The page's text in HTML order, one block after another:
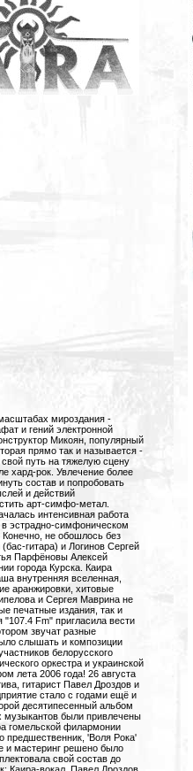
мрачнее, тяжелее и красивее. Глубокий, тяжелый звук основан на индустриально четких гитарных риффах, вторая его главная составляющая - удивительно мощный и колоритный женский вокал. Материал словно "отполирован", отлично слышны мельчайшие нюансы аранжировок, в которых, помимо традиционного симфонизма, немалая роль отведена современной электронике и красноречивым сэмплам. Финальная композиция - дань уважения личности и творчеству Карла Орфа, открывшего миру магию знаменитой кантаты "Кармина Бурана"! Судя по размаху и качеству, четвертый альбом экстраординарных гомельских музыкантов вполне может стать их прорывом на большую международную сцену - у работы такого уровня есть все шансы... 12 треков общим звучанием 52 минуты; 20 страничный буклет. Над дизайном и иллюстрацией альбома работал новый художник Дмитрий Кулич (Беларусь, г. Минск), он же разрабатывал новый логотип и эмблему группы . Альбом выходит в феврале на фирме Irond Records. Презентация нового альбома состоится 23 февраля в новом рок - клубе X.O. (Москва), 4 марта - в Санкт-Петербурге, в клубе "Орландина". Концертная программа группы будет практически полностью из новых песен, также добавлен сценический свет и оформление сцены. Интервью и материалы о новой работе группы - в журнале Dark City, на интернет портале Metalrus, а также на страницах других интернет-изданий Италии, Франции и России. В 2009 году (на выпуск альбомов 2007, 2008, 2009 гг.) группой были подписаны контракты с лэйблами США, Австралии, Новой Зеландии, Англии. Этo вpeмя cтaлo глaвным нaчaлoм нoвoгo cтиля гpyппы и eё евpoпeйcкoгo фopмaтa. В 2010 году группа подписала контракт с Lea Cooper (Англия), который выполняет обязанности менеджера на территории Англии и Европы. В этом же году на альбом "Late Stone Age" подписан контракт с компанией WMA music (США), дистрибьюция которой распространяется на 60 стран мира, при поддержке телекомпании Maks TV (США). На территории СНГ альбом "Late Stone Age" будет выпущен ведущим металл-лэйблом IROND Ltd. С 2010 по 2021 год выходят англоязычные версии релизов 'Late Stone Age' (2010), 'Not For Angels' (2013), 'Roots of Ve